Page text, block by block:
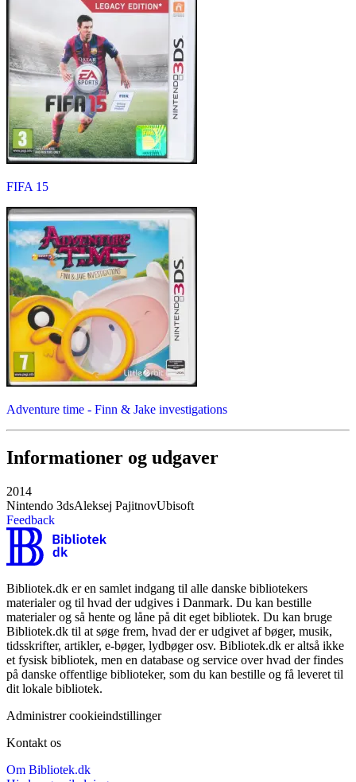
FIFA 15
Adventure time - Finn & Jake investigations
Informationer og udgaver
2014
Nintendo 3dsAleksej PajitnovUbisoft
Feedback
Bibliotek.dk er en samlet indgang til alle danske bibliotekers
materialer og til hvad der udgives i Danmark. Du kan bestille
materialer og så hente og låne på dit eget bibliotek. Du kan bruge
Bibliotek.dk til at søge frem, hvad der er udgivet af bøger, musik,
tidsskrifter, artikler, e-bøger, lydbøger osv. Bibliotek.dk er altså ikke
et fysisk bibliotek, men en database og service over hvad der findes
på danske offentlige biblioteker, som du kan bestille og få leveret til
dit lokale bibliotek.
Administrer cookieindstillinger
Kontakt os
Om Bibliotek.dk